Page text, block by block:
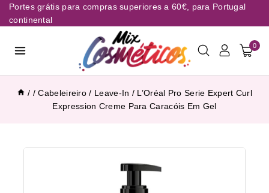
Portes grátis para compras superiores a 60€, para Portugal
continental
0
/ / Cabeleireiro / Leave-In / L’Oréal Pro Serie Expert Curl
Expression Creme Para Caracóis Em Gel